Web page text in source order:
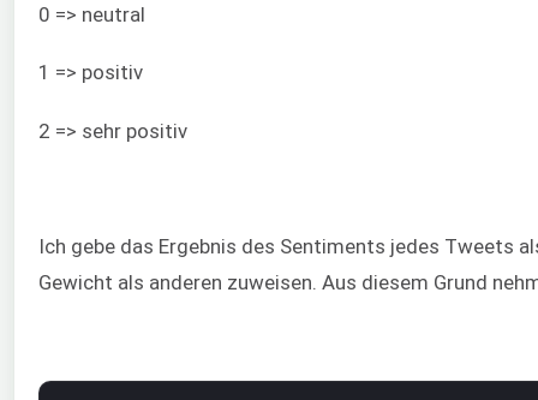
0 => neutral
1 => positiv
2 => sehr positiv
Ich gebe das Ergebnis des Sentiments jedes Tweets
Gewicht als anderen zuweisen. Aus diesem Grund